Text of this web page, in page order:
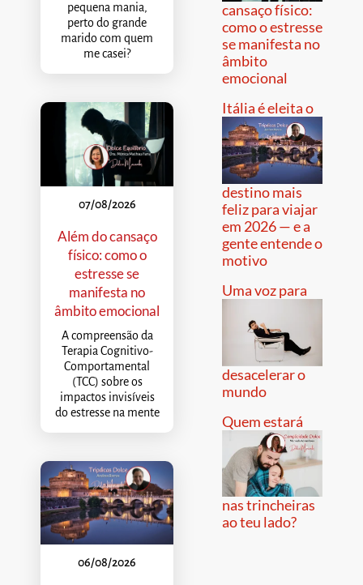
pequena mania,
perto do grande
marido com quem
me casei?
07/08/2026
Além do cansaço
físico: como o
estresse se
manifesta no
âmbito emocional
A compreensão da
Terapia Cognitivo-
Comportamental
(TCC) sobre os
impactos invisíveis
do estresse na mente
06/08/2026
cansaço físico:
como o estresse
se manifesta no
âmbito
emocional
Itália é eleita o
destino mais
feliz para viajar
em 2026 — e a
gente entende o
motivo
Uma voz para
desacelerar o
mundo
Quem estará
nas trincheiras
ao teu lado?